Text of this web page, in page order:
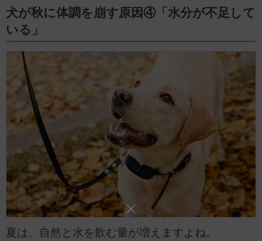
犬が秋に体調を崩す原因④「水分が不足して
いる」
夏は、自然と水を飲む量が増えますよね。